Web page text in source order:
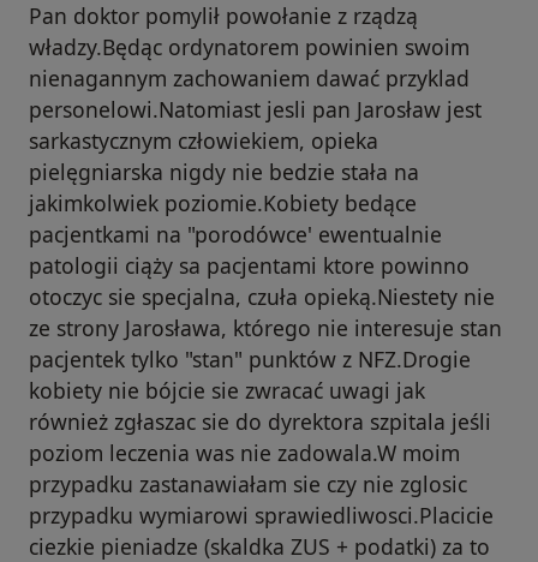
Pan doktor pomylił powołanie z rządzą
władzy.Będąc ordynatorem powinien swoim
nienagannym zachowaniem dawać przyklad
personelowi.Natomiast jesli pan Jarosław jest
sarkastycznym człowiekiem, opieka
pielęgniarska nigdy nie bedzie stała na
jakimkolwiek poziomie.Kobiety bedące
pacjentkami na "porodówce' ewentualnie
patologii ciąży sa pacjentami ktore powinno
otoczyc sie specjalna, czuła opieką.Niestety nie
ze strony Jarosława, którego nie interesuje stan
pacjentek tylko "stan" punktów z NFZ.Drogie
kobiety nie bójcie sie zwracać uwagi jak
również zgłaszac sie do dyrektora szpitala jeśli
poziom leczenia was nie zadowala.W moim
przypadku zastanawiałam sie czy nie zglosic
przypadku wymiarowi sprawiedliwosci.Placicie
ciezkie pieniadze (skaldka ZUS + podatki) za to